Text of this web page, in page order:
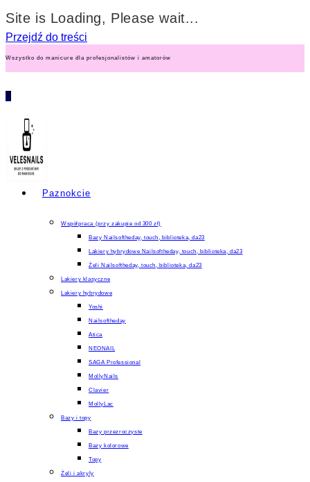
Site is Loading, Please wait...
Przejdź do treści
Wszystko do manicure dla profesjonalistów i amatorów
0
Paznokcie
Współpraca (przy zakupie od 300 zł)
Bazy Nailsoftheday, touch, biblioteka, da23
Lakiery hybrydowe Nailsoftheday, touch, biblioteka, da23
Żeli Nailsoftheday, touch, biblioteka, da23
Lakiery klasyczne
Lakiery hybrydowe
Yoshi
Nailsoftheday
Atica
NEONAIL
SAGA Professional
MollyNails
Clavier
MollyLac
Bazy i topy
Bazy przezroczyste
Bazy kolorowe
Topy
Żeli i akryly